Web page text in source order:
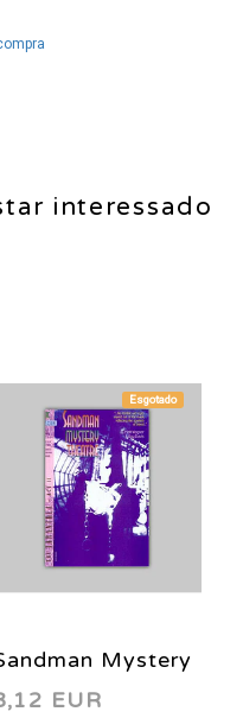
interessado
Esgotado
Mystery
2 1993
EUR